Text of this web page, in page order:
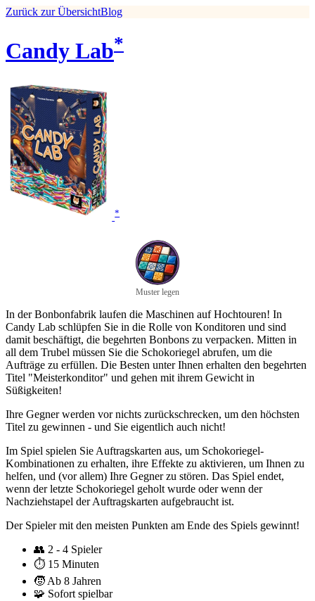
Zurück zur ÜbersichtBlog
Candy Lab*
*
Muster legen
In der Bonbonfabrik laufen die Maschinen auf Hochtouren! In
Candy Lab schlüpfen Sie in die Rolle von Konditoren und sind
damit beschäftigt, die begehrten Bonbons zu verpacken. Mitten in
all dem Trubel müssen Sie die Schokoriegel abrufen, um die
Aufträge zu erfüllen. Die Besten unter Ihnen erhalten den begehrten
Titel "Meisterkonditor" und gehen mit ihrem Gewicht in
Süßigkeiten!
Ihre Gegner werden vor nichts zurückschrecken, um den höchsten
Titel zu gewinnen - und Sie eigentlich auch nicht!
Im Spiel spielen Sie Auftragskarten aus, um Schokoriegel-
Kombinationen zu erhalten, ihre Effekte zu aktivieren, um Ihnen zu
helfen, und (vor allem) Ihre Gegner zu stören. Das Spiel endet,
wenn der letzte Schokoriegel geholt wurde oder wenn der
Nachziehstapel der Auftragskarten aufgebraucht ist.
Der Spieler mit den meisten Punkten am Ende des Spiels gewinnt!
👥 2 - 4 Spieler
⏱️ 15 Minuten
🧒 Ab 8 Jahren
🧩 Sofort spielbar